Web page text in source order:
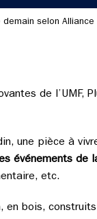
demain selon Alliance
de l’UMF,
une pièce à
événements de
etc.
bois,